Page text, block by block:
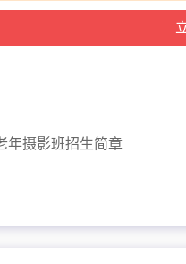
年摄影班招生简章